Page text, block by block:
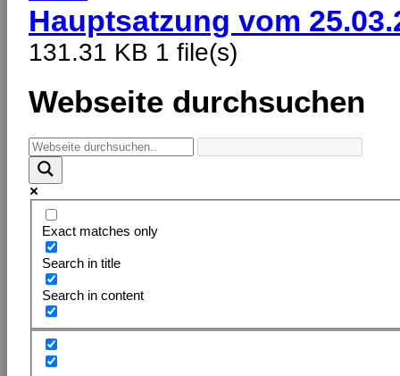
Hauptsatzung vom
131.31 KB 1 file(s)
Webseite durchsuchen
Exact matches only
Search in title
Search in content